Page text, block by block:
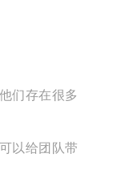
们存在很多
以给团队带